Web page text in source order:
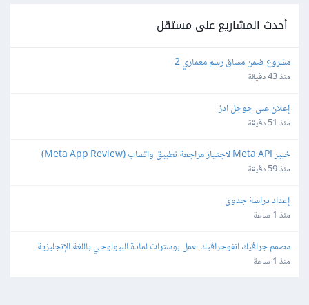
أحدث المشاريع على مستقل
مشروع ضمن مساق رسم معماري 2
منذ 43 دقيقة
إعلان على جوجل ادز
منذ 51 دقيقة
لمنصة SaaS
منذ 59 دقيقة
إعداد دراسة جدوى
منذ 1 ساعة
بطريقة كرياتيف
منذ 1 ساعة